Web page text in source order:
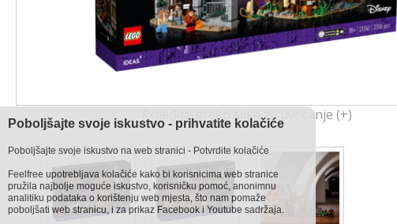
Prijeđite preko slike za uvećanje (+)
Poboljšajte svoje iskustvo - prihvatite kolačiće
Poboljšajte svoje iskustvo na web stranici - Potvrdite kolačiće
Feelfree upotrebljava kolačiće kako bi korisnicima web stranice
pružila najbolje moguće iskustvo, korisničku pomoć, anonimnu
analitiku podataka o korištenju web mjesta, što nam pomaže
poboljšati web stranicu, i za prikaz Facebook i Youtube sadržaja.